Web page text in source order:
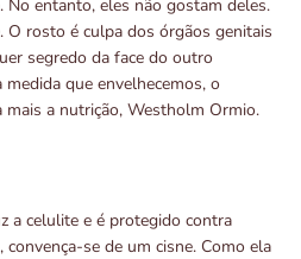
No entanto, eles não gostam deles.
O rosto é culpa dos órgãos genitais
segredo da face do outro
que envelhecemos, o
a nutrição, Westholm Ormio.
a celulite e é protegido contra
se de um cisne. Como ela